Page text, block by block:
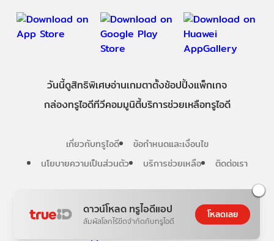
ดาวน์โหลด ทรูไอดีแอป
สัมผัสโลกไร้ขีดจำกัดกับทรูไอดี
โหลดเลย
วันนี้ดูสิทธิพิเศษอ่านเกมตาตั้งช้อปปิ้งแพ็กเกจ
กล่องทรูไอดีทีวีคอมมูนิตี้บริการช่วยเหลือทรูไอดี
เกี่ยวกับทรูไอดี
ข้อกำหนดและเงื่อนไข
นโยบายความเป็นส่วนตัว
บริการช่วยเหลือ ติดต่อเรา